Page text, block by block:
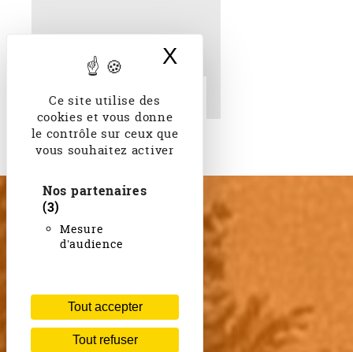
Ce site utilise des
cookies et vous donne
le contrôle sur ceux que
vous souhaitez activer
Nos partenaires
(3)
Mesure
d'audience
Tout accepter
Tout refuser
X
La France d'Asie E.
Gallois. 1900